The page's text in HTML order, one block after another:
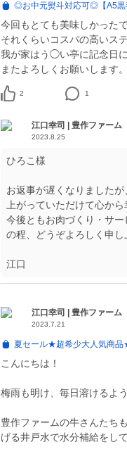
◎お中元熨斗対応可◎【A5黒
今回もとても美味しかった
それくらいコスパの高いス
我が家はう◯い亭に記念日
またよろしくお願いします。
2 1
江口幸司 | 豊作ファーム
2023.8.25
ひろこ様
お返事が遅くなりました
上がっていただけて心から
今後ともお肉づくり・サ
の程、どうぞよろしく申し
江口
江口幸司 | 豊作ファーム
2023.7.21
夏セール★超希少大人気商
こんにちは！
梅雨も明け、毎日溶けるよ
豊作ファームの牛さんたち
げる井戸水で水分補給をして